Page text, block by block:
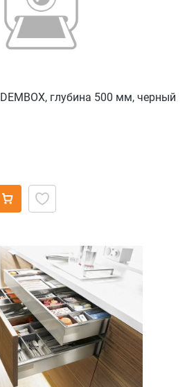
глубина 500 мм, черный